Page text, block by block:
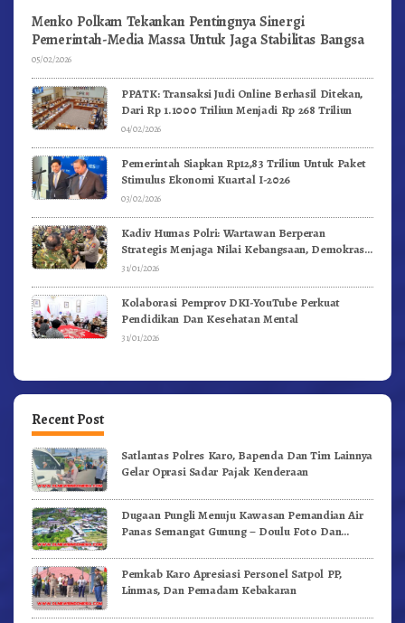
Menko Polkam Tekankan Pentingnya Sinergi
Pemerintah-Media Massa Untuk Jaga Stabilitas Bangsa
05/02/2026
PPATK: Transaksi Judi Online Berhasil Ditekan,
Dari Rp 1.1000 Triliun Menjadi Rp 268 Triliun
04/02/2026
Pemerintah Siapkan Rp12,83 Triliun Untuk Paket
Stimulus Ekonomi Kuartal I-2026
03/02/2026
Kadiv Humas Polri: Wartawan Berperan
Strategis Menjaga Nilai Kebangsaan, Demokrasi,
dan NKRI
31/01/2026
Kolaborasi Pemprov DKI-YouTube Perkuat
Pendidikan Dan Kesehatan Mental
31/01/2026
Recent Post
Satlantas Polres Karo, Bapenda Dan Tim Lainnya
Gelar Oprasi Sadar Pajak Kenderaan
Dugaan Pungli Menuju Kawasan Pemandian Air
Panas Semangat Gunung – Doulu Foto Dan
Pemkab Karo Apresiasi Personel Satpol PP,
Linmas, Dan Pemadam Kebakaran